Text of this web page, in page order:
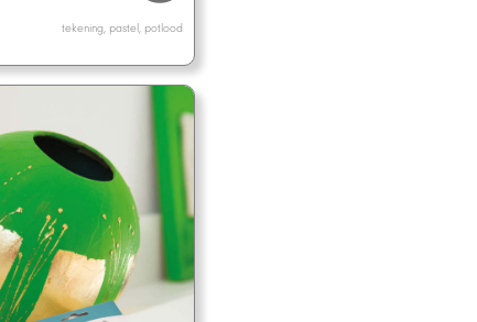
tekening, pastel, potlood